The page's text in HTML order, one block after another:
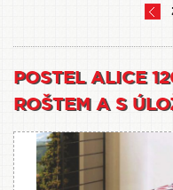
POSTEL ALICE
ROŠTEM A S